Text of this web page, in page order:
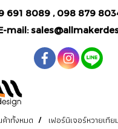
691 8089, 098 879
mail:
าทั้งหมด เฟอร์นิเจอร์หวายเทีย